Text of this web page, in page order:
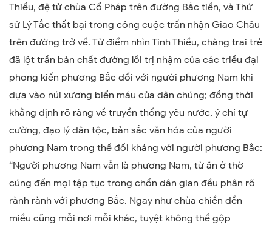
Thiều, đệ tử chùa Cổ Pháp trên đường Bắc tiến, và Thứ
sử Lý Tắc thất bại trong công cuộc trấn nhận Giao Châu
trên đường trở về. Từ điểm nhìn Tinh Thiều, chàng trai trẻ
đã lột trần bản chất đường lối trị nhậm của các triều đại
phong kiến phương Bắc đối với người phương Nam khi
dựa vào núi xương biển máu của dân chúng; đồng thời
khẳng định rõ ràng về truyền thống yêu nước, ý chí tự
cường, đạo lý dân tộc, bản sắc văn hóa của người
phương Nam trong thế đối kháng với người phương Bắc:
“Người phương Nam vẫn là phương Nam, từ ăn ở thờ
cúng đến mọi tập tục trong chốn dân gian đều phân rõ
rành rành với phương Bắc. Ngay như chùa chiền đền
miều cũng mỗi nơi mỗi khác, tuyệt không thể gộp